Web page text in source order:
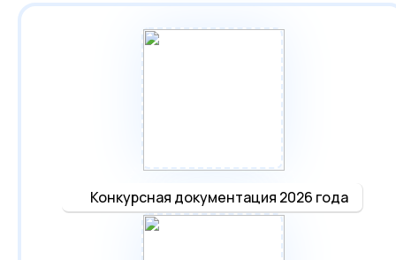
Конкурсная документация 2026 года